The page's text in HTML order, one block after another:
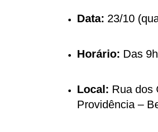
Data: 23/10
Horário: Das
Local: Rua dos
Providência –